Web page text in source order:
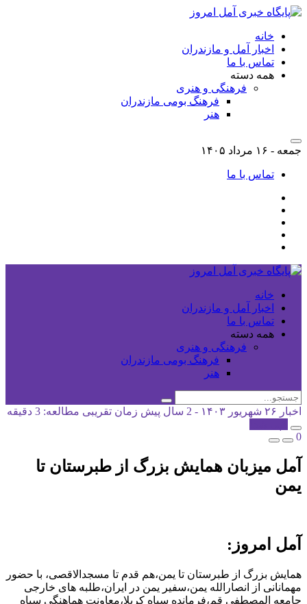
خانه
اخبار آمل و مازندران
تماس با ما
همه دسته
فرهنگی و هنری
فرهنگ بومی مازندران
هنر
جمعه - ۱۶ مرداد ۱۴۰۵
تماس با ما
خانه
اخبار آمل و مازندران
تماس با ما
همه دسته
فرهنگی و هنری
فرهنگ بومی مازندران
هنر
اخبار ۲۶ شهریور ۱۴۰۳ - 2 سال پیش
زمان تقریبی مطالعه: 3 دقیقه
0
آمل میزبان همایش بزرگ از طبرستان تا
یمن
آمل امروز:
همایش بزرگ از طبرستان تا یمن،هم قدم تا مسجدالاقصی، با حضور
مهمانانی از انصارالله یمن،سفیر یمن در ایران،طلبه های خارجی
جامعه المصطفی قم،فرمانده سپاه کربلا،معاونت هماهنگی سپاه